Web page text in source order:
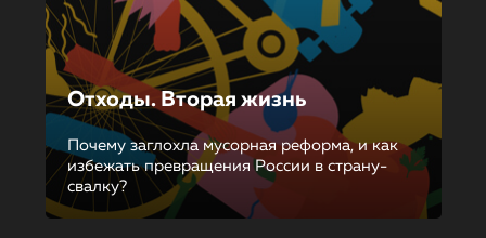
Отходы. Вторая жизнь
Почему заглохла мусорная реформа, и как
избежать превращения России в страну-
свалку?